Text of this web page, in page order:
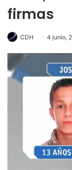
firmas
CDH 4 junio,